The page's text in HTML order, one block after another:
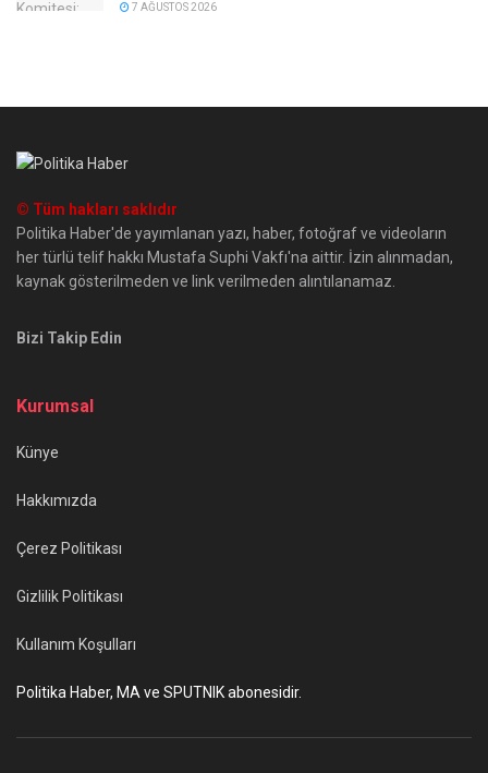
7 AĞUSTOS 2026
© Tüm hakları saklıdır
Politika Haber'de yayımlanan yazı, haber, fotoğraf ve videoların
her türlü telif hakkı Mustafa Suphi Vakfı'na aittir. İzin alınmadan,
kaynak gösterilmeden ve link verilmeden alıntılanamaz.
Bizi Takip Edin
Kurumsal
Künye
Hakkımızda
Çerez Politikası
Gizlilik Politikası
Kullanım Koşulları
Politika Haber, MA ve SPUTNIK abonesidir.